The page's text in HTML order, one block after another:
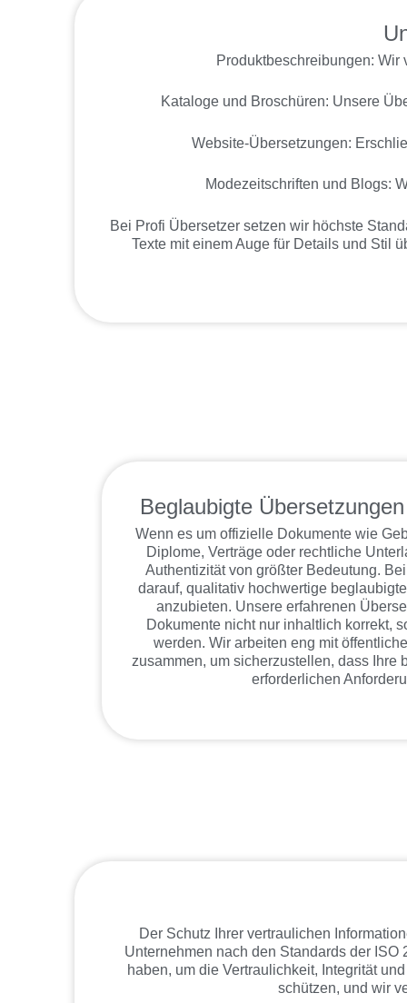
Produktbeschreibungen: Wir
Kataloge und Broschüren: Unsere
Website-Übersetzungen:
Modezeitschriften und Blogs:
Bei Profi Übersetzer setzen wir höchste
Texte mit einem Auge für Details und Stil
Beglaubigte
Wenn es um offizielle Dokumente wie
Diplome, Verträge oder rechtliche
Authentizität von größter Bedeutung.
darauf, qualitativ hochwertige
anzubieten. Unsere erfahrenen
Dokumente nicht nur inhaltlich korrekt,
werden. Wir arbeiten eng mit
zusammen, um sicherzustellen, dass
erforderlichen
Der Schutz Ihrer vertraulichen
Unternehmen nach den Standards der
haben, um die Vertraulichkeit, Integrität
schützen, und wir